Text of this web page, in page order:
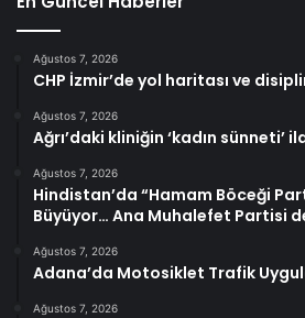
Ağustos 7, 2026
CHP İzmir’de yol haritası ve
Ağustos 7, 2026
Ağrı’daki kliniğin ‘kadın sünneti’
Ağustos 7, 2026
Hindistan’da “Hamam Böceği
Büyüyor… Ana Muhalefet Partisi
Ağustos 7, 2026
Adana’da Motosiklet Trafik
Ağustos 7, 2026